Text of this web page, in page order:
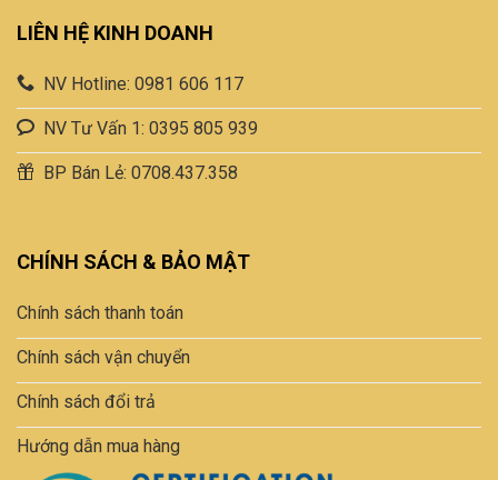
LIÊN HỆ KINH DOANH
NV Hotline: 0981 606 117
NV Tư Vấn 1: 0395 805 939
BP Bán Lẻ: 0708.437.358
CHÍNH SÁCH & BẢO MẬT
Chính sách thanh toán
Chính sách vận chuyển
Chính sách đổi trả
Hướng dẫn mua hàng